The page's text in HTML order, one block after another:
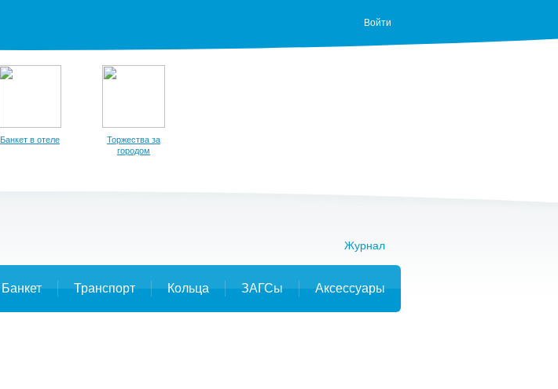
Войти
Банкет в отеле
Торжества за
городом
Журнал
Банкет Транспорт Кольца ЗАГСы Аксессуары